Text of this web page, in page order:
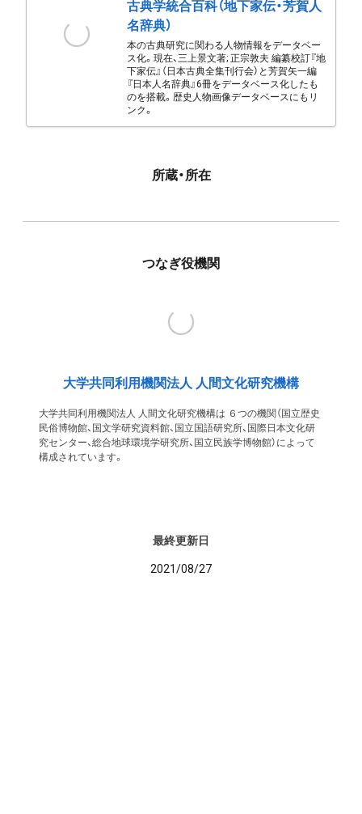
古典学統合百科（地下家伝・芳賀人
名辞典）
本の古典研究に関わる人物情報をデータベー
ス化。現在、三上景文著; 正宗敦夫 編纂校訂『地
下家伝』（日本古典全集刊行会）と芳賀矢一編
『日本人名辞典』6冊をデータベース化したも
のを搭載。歴史人物画像データベースにもリ
ンク。
所蔵・所在
つなぎ役機関
大学共同利用機関法人 人間文化研究機構
大学共同利用機関法人 人間文化研究機構は ６つの機関（国立歴史
民俗博物館、国文学研究資料館、国立国語研究所、国際日本文化研
究センター、総合地球環境学研究所、国立民族学博物館）によって
構成されています。
最終更新日
2021/08/27